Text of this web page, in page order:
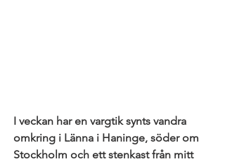
I veckan har en vargtik synts vandra
omkring i Länna i Haninge, söder om
Stockholm och ett stenkast från mitt